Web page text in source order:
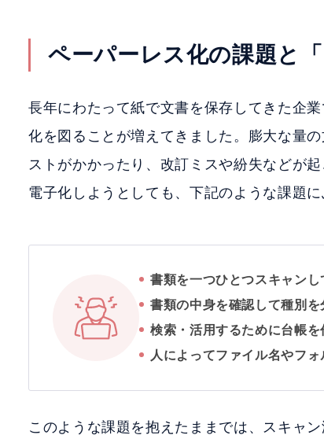
ペーパーレス化の課題と
長年にわたって紙で文書を保存してきた企
化を図ることが増えてきました。膨大な量
ストがかかったり、改訂ミスや紛失などが
電子化しようとしても、下記のような課題に
書類を一つひとつスキャン
書類の中身を確認して種別
検索・活用するために台帳
人によってファイル名やフ
このような課題を抱えたままでは、スキャ